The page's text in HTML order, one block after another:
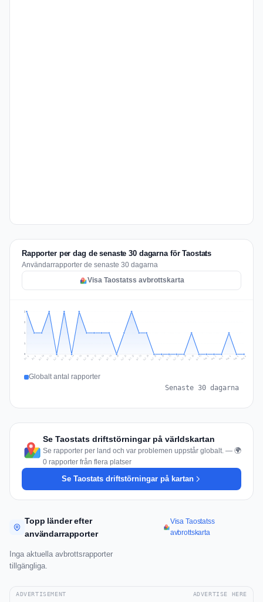
Rapporter per dag de senaste 30 dagarna för Taostats
Användarrapporter de senaste 30 dagarna
Visa Taostatss avbrottskarta
1
1
2
2
Jul 8 Jul 9 Jul 10 Jul 11 Jul 12 Jul 13 Jul 14 Jul 15 Jul 16 Jul 17 Jul 18 Jul 19 Jul 20 Jul 21 Jul 22 Jul 23 Jul 24 Jul 25 Jul 26 Jul 27 Jul 28 Jul 29 Jul 30 Jul 31 Aug 1 Aug 2 Aug 3 Aug 4 Aug 5 Aug 6
Globalt antal rapporter
Senaste 30 dagarna
Se Taostats driftstörningar på världskartan
Se rapporter per land och var problemen uppstår globalt. — 🌍
0 rapporter från flera platser
Se Taostats driftstörningar på kartan
Topp länder efter
användarrapporter
Visa Taostatss
avbrottskarta
Inga aktuella avbrottsrapporter
tillgängliga.
ADVERTISEMENT ADVERTISE HERE